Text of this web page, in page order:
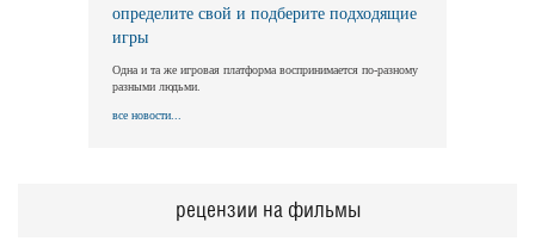
определите свой и подберите подходящие
игры
Одна и та же игровая платформа воспринимается по-разному
разными людьми.
все новости...
рецензии на фильмы